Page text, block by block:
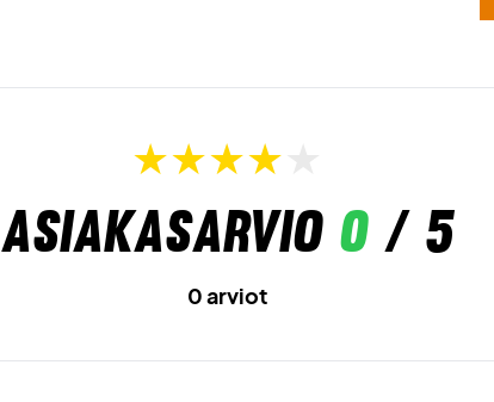
Asiakasarvio 0/ 5
0 arviot